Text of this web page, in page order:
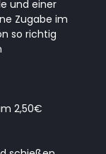
und einer
Zugabe im
so richtig
2,50€